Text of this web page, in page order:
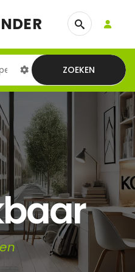
ZOEKEN